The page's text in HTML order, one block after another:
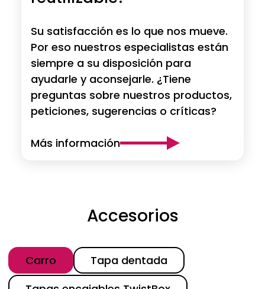
Su satisfacción es lo que nos mueve.
Por eso nuestros especialistas están
siempre a su disposición para
ayudarle y aconsejarle. ¿Tiene
preguntas sobre nuestros productos,
peticiones, sugerencias o críticas?
Más información
Accesorios
Categoría
Carro
Tapa dentada